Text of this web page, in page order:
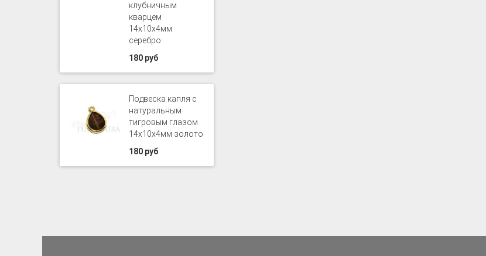
клубничным
кварцем
14х10х4мм
серебро
180 руб
Подвеска капля с
натуральным
тигровым глазом
14х10х4мм золото
180 руб